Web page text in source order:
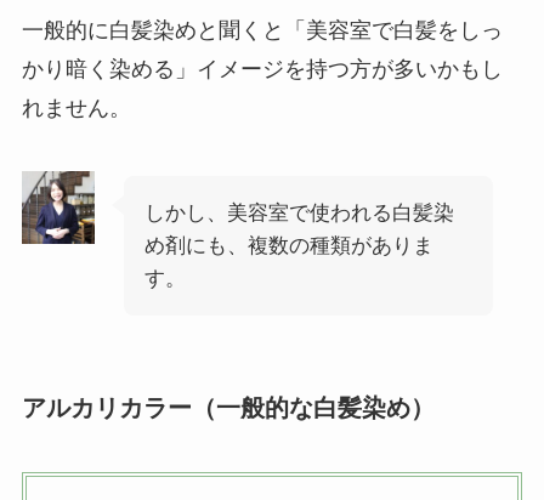
一般的に白髪染めと聞くと「美容室で白髪をしっ
かり暗く染める」イメージを持つ方が多いかもし
れません。
しかし、美容室で使われる白髪染
め剤にも、複数の種類がありま
す。
アルカリカラー（一般的な白髪染め）